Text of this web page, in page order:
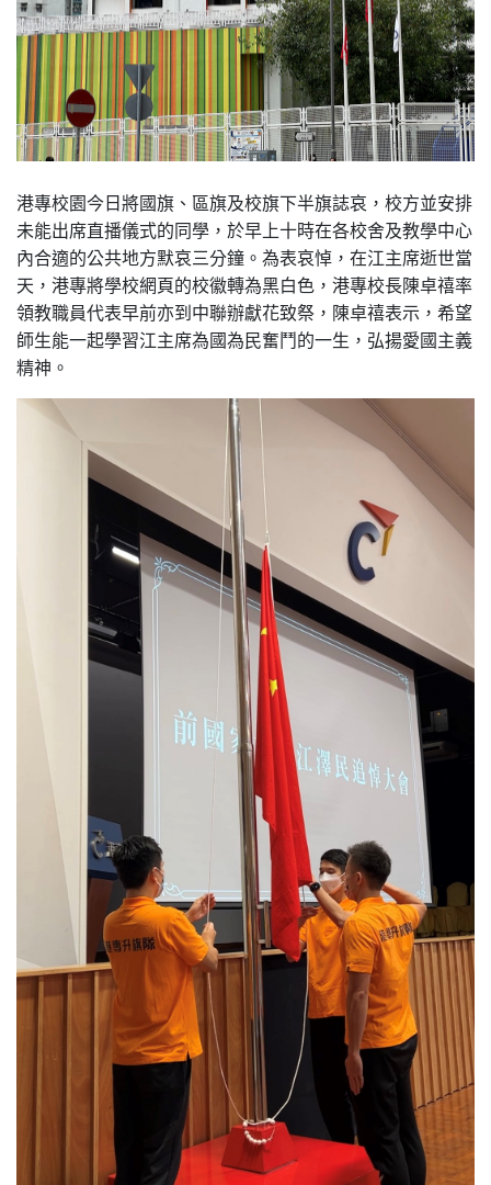
港專校園今日將國旗、區旗及校旗下半旗誌哀，校方並安排
未能出席直播儀式的同學，於早上十時在各校舍及教學中心
內合適的公共地方默哀三分鐘。為表哀悼，在江主席逝世當
天，港專將學校網頁的校徽轉為黑白色，港專校長陳卓禧率
領教職員代表早前亦到中聯辦獻花致祭，陳卓禧表示，希望
師生能一起學習江主席為國為民奮鬥的一生，弘揚愛國主義
精神。